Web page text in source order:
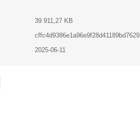
39 911,27 KB
cffc4d9386e1a96e9f28d41189bd7629
2025-06-11